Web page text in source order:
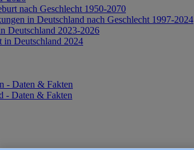
nach Geschlecht 1950-2070
in Deutschland nach Geschlecht 1997-2024
Deutschland 2023-2026
in Deutschland 2024
- Daten & Fakten
- Daten & Fakten